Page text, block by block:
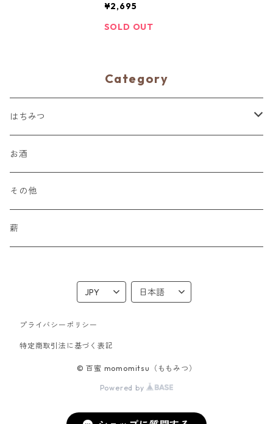
¥2,695
SOLD OUT
Category
はちみつ
単品
食べ比べセット
詰め替えセット
お酒
その他
薪
プライバシーポリシー
特定商取引法に基づく表記
© 百蜜 momomitsu（ももみつ）
Powered by